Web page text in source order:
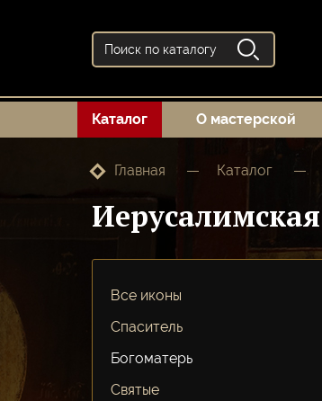
Каталог О мастерской
Главная Каталог
Иерусалимская
Все иконы
Спаситель
Богоматерь
Святые